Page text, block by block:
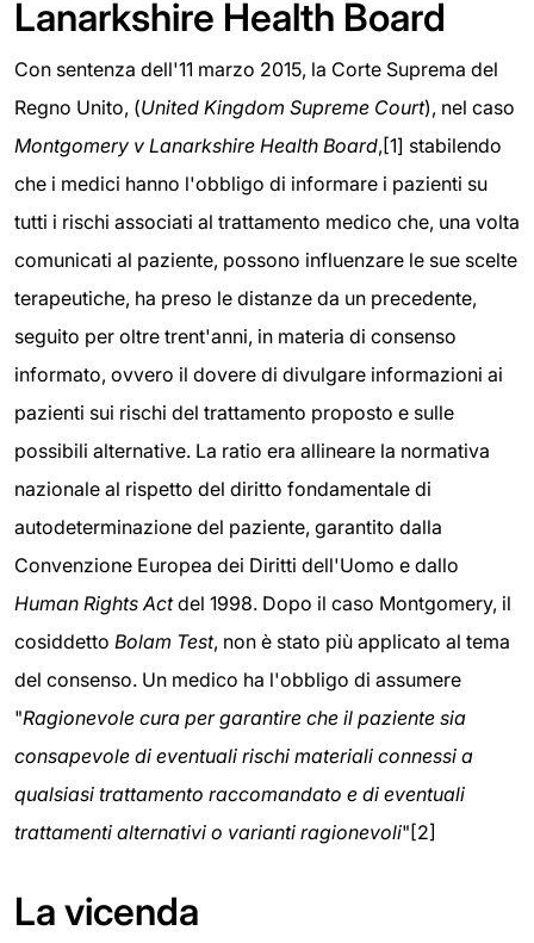
Lanarkshire Health Board
Con sentenza dell'11 marzo 2015, la Corte Suprema del
Regno Unito, (United Kingdom Supreme Court), nel caso
Montgomery v Lanarkshire Health Board,[1] stabilendo
che i medici hanno l'obbligo di informare i pazienti su
tutti i rischi associati al trattamento medico che, una volta
comunicati al paziente, possono influenzare le sue scelte
terapeutiche, ha preso le distanze da un precedente,
seguito per oltre trent'anni, in materia di consenso
informato, ovvero il dovere di divulgare informazioni ai
pazienti sui rischi del trattamento proposto e sulle
possibili alternative. La ratio era allineare la normativa
nazionale al rispetto del diritto fondamentale di
autodeterminazione del paziente, garantito dalla
Convenzione Europea dei Diritti dell'Uomo e dallo
Human Rights Actdel 1998. Dopo il caso Montgomery, il
cosiddetto Bolam Test, non è stato più applicato al tema
del consenso. Un medico ha l'obbligo di assumere
"Ragionevole cura per garantire che il paziente sia
consapevole di eventuali rischi materiali connessi a
qualsiasi trattamento raccomandato e di eventuali
trattamenti alternativi o varianti ragionevoli"[2]
La vicenda